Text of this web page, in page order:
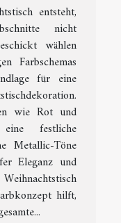
entsteht,
nicht
wählen
Farbschemas
für eine
wie Rot und
festliche
Metallic-Töne
Eleganz und
hilft,